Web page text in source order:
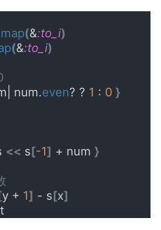
map(&:to_i)
(&:to_i)
num.even? ? 1 : 0 }
<< s[-1] + num }
y + 1] - s[x]